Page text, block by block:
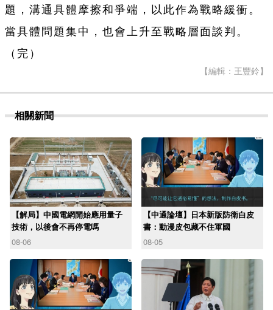
題，溝通具體摩擦和爭端，以此作為戰略緩衝。
當具體問題集中，也會上升至戰略層面談判。
（完）
【編輯：王豐鈴】
相關新聞
【解局】中國電網開始應用量子
技術，以後會不再停電嗎
08-06
【中通論壇】日本新版防衛白皮
書：動漫皮包藏不住軍國
08-05